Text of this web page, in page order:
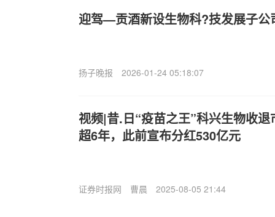
迎驾—贡酒新设生物科?技发展子公
扬子晚报 2026-01-24 05:18:07
视频|昔.日“疫苗之王”科兴生物收
超6年，此前宣布分红530亿元
证券时报网 曹晨 2025-08-05 21:44